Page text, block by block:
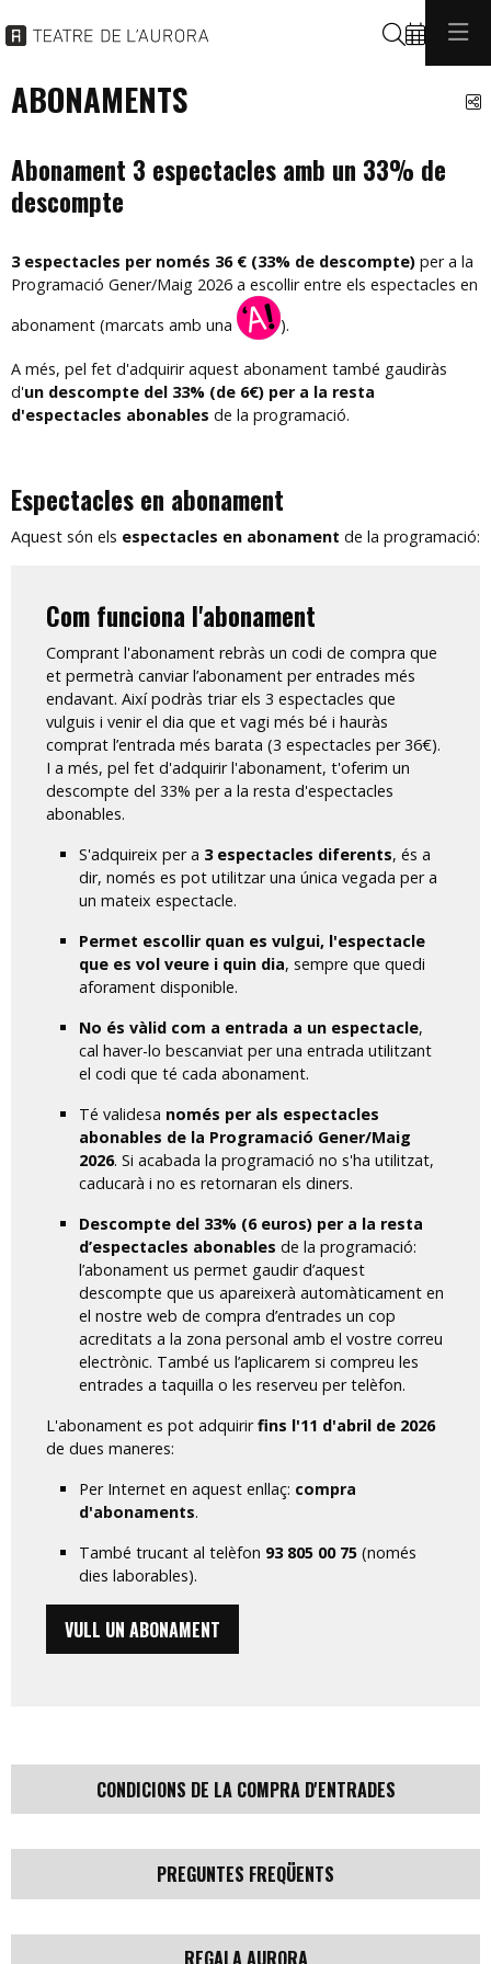
Cerca
ABONAMENTS
Abonament 3 espectacles amb un 33% de
descompte
3 espectacles per només 36 € (33% de descompte) per a la
Programació Gener/Maig 2026 a escollir entre els espectacles en
abonament (marcats amb una
).
A més, pel fet d'adquirir aquest abonament també gaudiràs
d'un descompte del 33% (de 6€) per a la resta
d'espectacles abonables de la programació.
Espectacles en abonament
Aquest són els espectacles en abonament de la programació:
Com funciona l'abonament
Comprant l'abonament rebràs un codi de compra que
et permetrà canviar l’abonament per entrades més
endavant. Així podràs triar els 3 espectacles que
vulguis i venir el dia que et vagi més bé i hauràs
comprat l’entrada més barata (3 espectacles per 36€).
I a més, pel fet d'adquirir l'abonament, t'oferim un
descompte del 33% per a la resta d'espectacles
abonables.
S'adquireix per a 3 espectacles diferents, és a
dir, només es pot utilitzar una única vegada per a
un mateix espectacle.
Permet escollir quan es vulgui, l'espectacle
que es vol veure i quin dia, sempre que quedi
aforament disponible.
No és vàlid com a entrada a un espectacle,
cal haver-lo bescanviat per una entrada utilitzant
el codi que té cada abonament.
Té validesa només per als espectacles
abonables de la Programació Gener/Maig
2026. Si acabada la programació no s'ha utilitzat,
caducarà i no es retornaran els diners.
Descompte del 33% (6 euros) per a la resta
d’espectacles abonables de la programació:
l’abonament us permet gaudir d’aquest
descompte que us apareixerà automàticament en
el nostre web de compra d’entrades un cop
acreditats a la zona personal amb el vostre correu
electrònic. També us l’aplicarem si compreu les
entrades a taquilla o les reserveu per telèfon.
L'abonament es pot adquirirfins l'11 d'abril de 2026
de dues maneres:
Per Internet en aquest enllaç: compra
d'abonaments.
També trucant al telèfon 93 805 00 75 (només
dies laborables).
VULL UN ABONAMENT
CONDICIONS DE LA COMPRA D'ENTRADES
PREGUNTES FREQÜENTS
REGALA AURORA